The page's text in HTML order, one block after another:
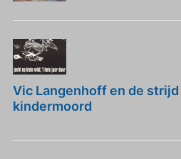
Vic Langenhoff en de
kindermoord